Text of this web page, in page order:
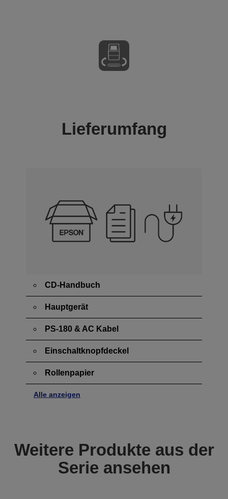
Lieferumfang
CD-Handbuch
Hauptgerät
PS-180 & AC Kabel
Einschaltknopfdeckel
Rollenpapier
Alle anzeigen
Weitere Produkte aus der
Serie ansehen